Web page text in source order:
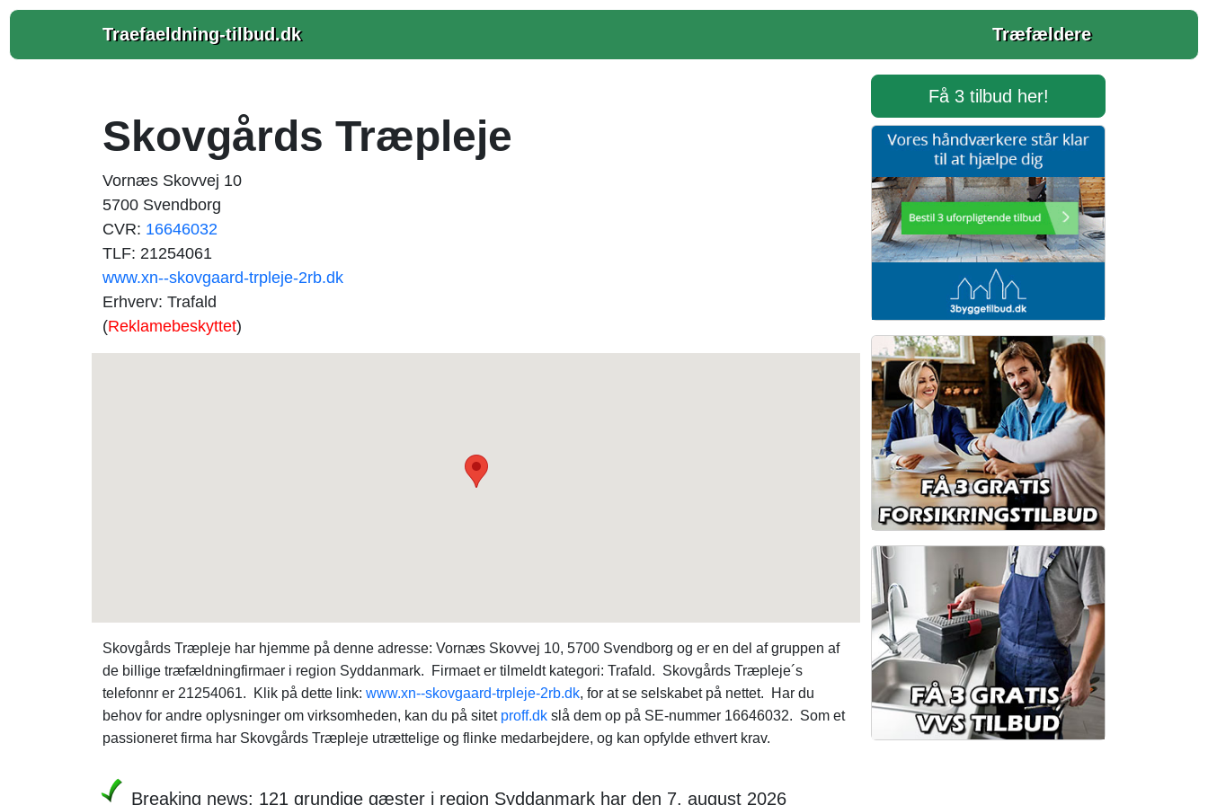
Traefaeldning-tilbud.dk Træfældere
Skovgårds Træpleje
Vornæs Skovvej 10
5700 Svendborg
CVR: 16646032
TLF: 21254061
www.xn--skovgaard-trpleje-2rb.dk
Erhverv: Trafald
(Reklamebeskyttet)
Skovgårds Træpleje har hjemme på denne adresse: Vornæs Skovvej 10, 5700 Svendborg og er en del af gruppen af
de billige træfældningfirmaer i region Syddanmark. Firmaet er tilmeldt kategori: Trafald. Skovgårds Træpleje´s
telefonnr er 21254061. Klik på dette link: www.xn--skovgaard-trpleje-2rb.dk, for at se selskabet på nettet. Har du
behov for andre oplysninger om virksomheden, kan du på sitet proff.dk slå dem op på SE-nummer 16646032. Som et
passioneret firma har Skovgårds Træpleje utrættelige og flinke medarbejdere, og kan opfylde ethvert krav.
Breaking news: 121 grundige gæster i region Syddanmark har den 7. august 2026
Få 3 tilbud her!